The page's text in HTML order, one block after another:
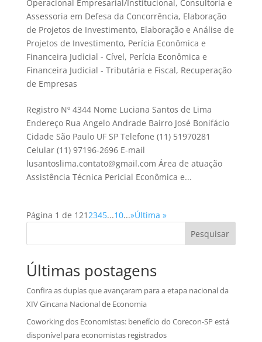
Operacional Empresarial/Institucional, Consultoria e
Assessoria em Defesa da Concorrência, Elaboração
de Projetos de Investimento, Elaboração e Análise de
Projetos de Investimento, Perícia Econômica e
Financeira Judicial - Cível, Perícia Econômica e
Financeira Judicial - Tributária e Fiscal, Recuperação
de Empresas
Registro Nº 4344 Nome Luciana Santos de Lima
Endereço Rua Angelo Andrade Bairro José Bonifácio
Cidade São Paulo UF SP Telefone (11) 51970281
Celular (11) 97196-2696 E-mail
lusantoslima.contato@gmail.com Área de atuação
Assistência Técnica Pericial Econômica e...
Página 1 de 1212345...10...»Última »
Pesquisar
Últimas postagens
Confira as duplas que avançaram para a etapa nacional da
XIV Gincana Nacional de Economia
Coworking dos Economistas: benefício do Corecon-SP está
disponível para economistas registrados